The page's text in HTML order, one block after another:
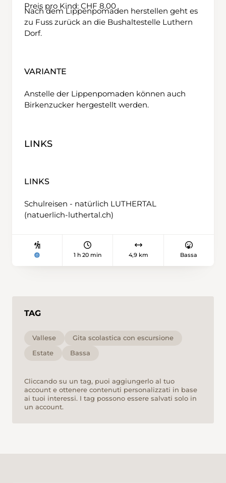
Preis pro Kind: CHF 8.00
Nach dem Lippenpomaden herstellen geht es
zu Fuss zurück an die Bushaltestelle Luthern
Dorf.
VARIANTE
Anstelle der Lippenpomaden können auch
Birkenzucker hergestellt werden.
LINKS
LINKS
Schulreisen - natürlich LUTHERTAL
(natuerlich-luthertal.ch)
1 h 20 min 4,9 km Bassa
TAG
Vallese
Gita scolastica con escursione
Estate
Bassa
Cliccando su un tag, puoi aggiungerlo al tuo
account e ottenere contenuti personalizzati in base
ai tuoi interessi. I tag possono essere salvati solo in
un account.